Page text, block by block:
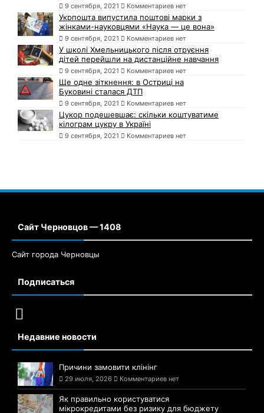
9 сентября, 2021 Комментариев нет
Укрпошта випустила поштові марки з
жінками-науковцями «Наука — це вона»
9 сентября, 2021 Комментариев нет
У школі Хмельницького після отруєння
дітей перейшли на дистанційне навчання
9 сентября, 2021 Комментариев нет
Ще одне зіткнення: в Остриці на
Буковині сталася ДТП
9 сентября, 2021 Комментариев нет
Цукор подешевшає: скільки коштуватиме
кілограм цукру в Україні
9 сентября, 2021 Комментариев нет
Сайт Черновцов — 1408
Сайт города Черновцы
Подписаться
Недавние новости
Причини замовити клінінг
29 июля, 2026 Комментариев нет
Як правильно користуватися
мікрокредитами без ризику для бюджету